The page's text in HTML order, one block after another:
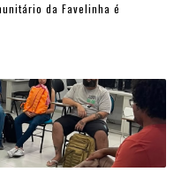
da Favelinha é